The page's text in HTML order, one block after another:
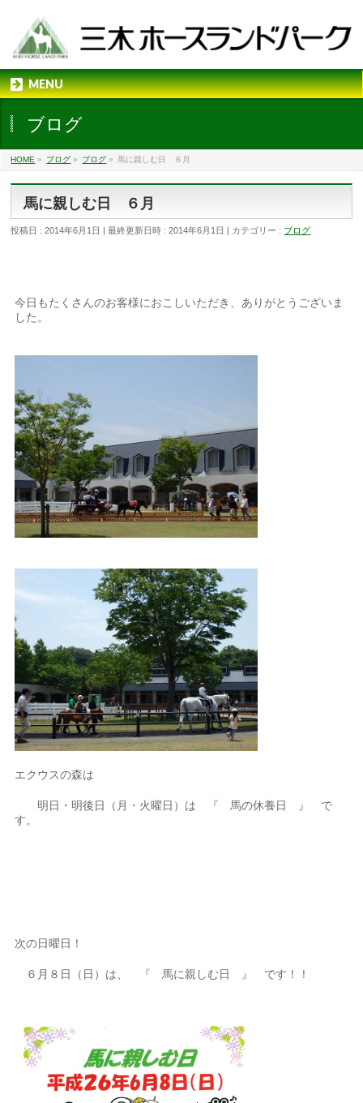
MENU
ブログ
HOME » ブログ » ブログ » 馬に親しむ日 ６月
馬に親しむ日 ６月
投稿日 : 2014年6月1日 最終更新日時 : 2014年6月1日 カテゴリー : ブログ
今日もたくさんのお客様におこしいただき、ありがとうございま
した。
エクウスの森は
明日・明後日（月・火曜日）は 『 馬の休養日 』 で
す。
次の日曜日！
６月８日（日）は、 『 馬に親しむ日 』 です！！